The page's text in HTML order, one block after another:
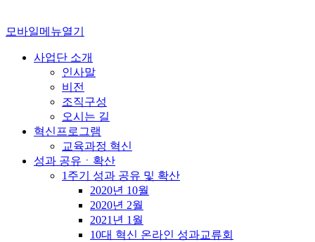
모바일메뉴열기
사업단 소개
인사말
비전
조직구성
오시는 길
혁신프로그램
교육과정 혁신
성과 공유ㆍ확산
1주기 성과 공유 및 확산
2020년 10월
2020년 2월
2021년 1월
10대 혁신 온라인 성과교류회